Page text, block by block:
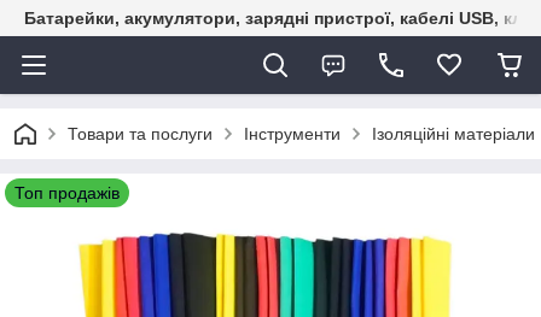
Батарейки, акумулятори, зарядні пристрої, кабелі USB,
Товари та послуги Інструменти Ізоляційні матеріали
Топ продажів